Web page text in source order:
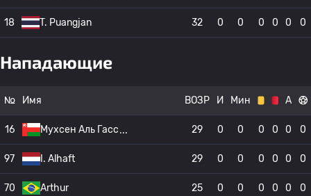
18 T. Puangjan 32 0 0 0 0 0 0
Нападающие
№ Имя ВОЗР И Мин А
16 Мухсен Аль Гасс 29 0 0 0 0 0 0
97 I. Alhaft 29 0 0 0 0 0 0
70 Arthur 25 0 0 0 0 0 0